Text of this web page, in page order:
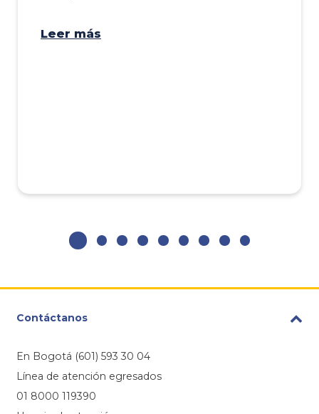
Leer más
Contáctanos
En Bogotá (601) 593 30 04
Línea de atención egresados
01 8000 119390